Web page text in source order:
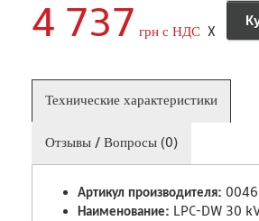
4 737 грн с НДС X
Технические характеристики
Отзывы / Вопросы (0)
Артикул производителя:
Наименование: LPC-DW 30